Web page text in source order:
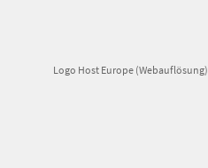
Logo Host Europe (Webauflösung)